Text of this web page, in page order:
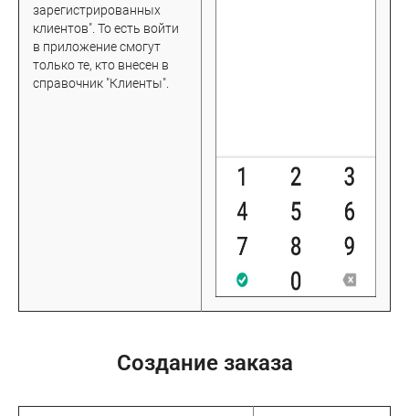
зарегистрированных
клиентов". То есть войти
в приложение смогут
только те, кто внесен в
справочник "Клиенты".
Создание заказа